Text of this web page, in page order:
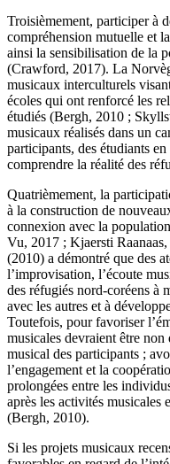
Troisièmement, participer à
compréhension mutuelle et
ainsi la sensibilisation de la
(Crawford, 2017). La
musicaux interculturels
écoles qui ont renforcé les
étudiés (Bergh, 2010 ;
musicaux réalisés dans un
participants, des étudiants
comprendre la réalité des
Quatrièmement, la
à la construction de
connexion avec la
Vu, 2017 ; Kjaersti
(2010) a démontré que des
l’improvisation, l’écoute
des réfugiés nord-coréens à
avec les autres et à
Toutefois, pour favoriser
musicales devraient être non
musical des participants ;
l’engagement et la
prolongées entre les
après les activités musicales
(Bergh, 2010).
Si les projets musicaux